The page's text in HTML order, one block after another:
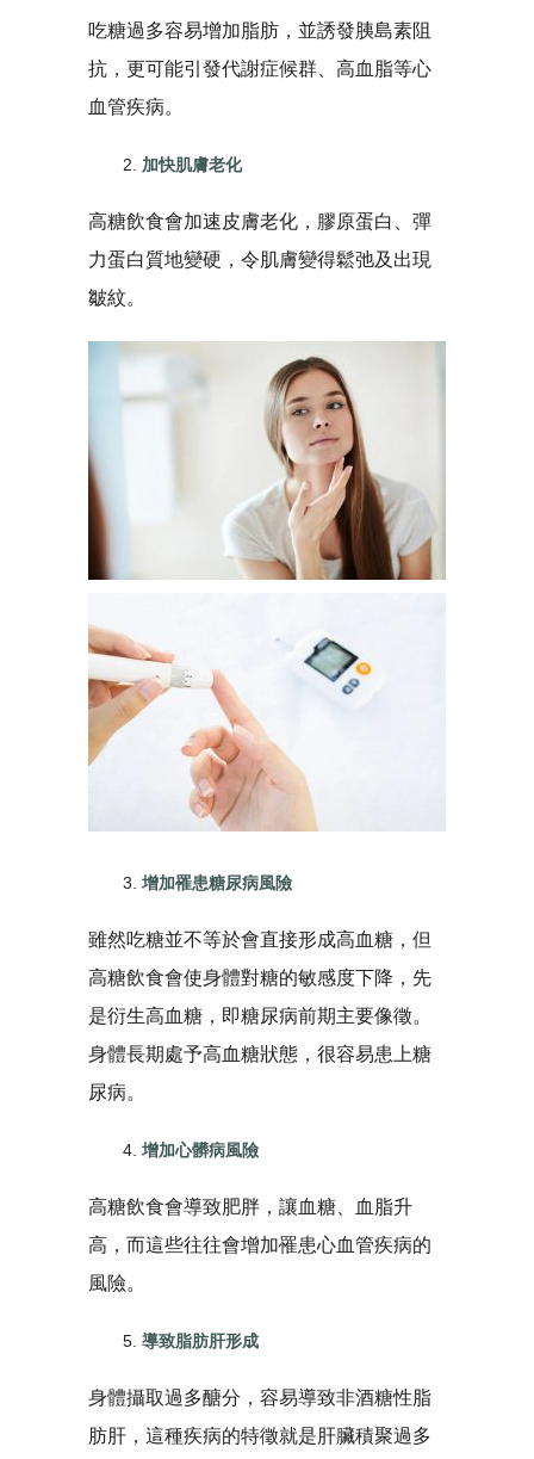
吃糖過多容易增加脂肪，並誘發胰島素阻
抗，更可能引發代謝症候群、高血脂等心
血管疾病。
加快肌膚老化
高糖飲食會加速皮膚老化，膠原蛋白、彈
力蛋白質地變硬，令肌膚變得鬆弛及出現
皺紋。
增加罹患糖尿病風險
雖然吃糖並不等於會直接形成高血糖，但
高糖飲食會使身體對糖的敏感度下降，先
是衍生高血糖，即糖尿病前期主要像徵。
身體長期處予高血糖狀態，很容易患上糖
尿病。
增加心髒病風險
高糖飲食會導致肥胖，讓血糖、血脂升
高，而這些往往會增加罹患心血管疾病的
風險。
導致脂肪肝形成
身體攝取過多醣分，容易導致非酒糖性脂
肪肝，這種疾病的特徵就是肝臟積聚過多